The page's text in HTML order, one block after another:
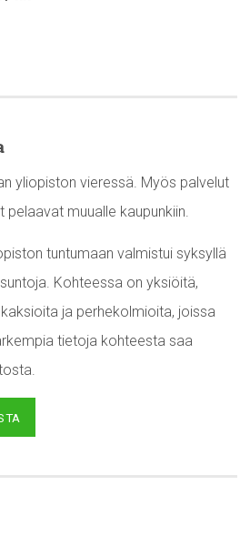
yliopiston vieressä. Myös palvelut
pelaavat muualle kaupunkiin.
tuntumaan valmistui syksyllä
Kohteessa on yksiöitä,
ja perhekolmioita, joissa
tietoja kohteesta saa